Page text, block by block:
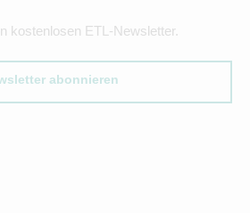
kostenlosen ETL-Newsletter.
abonnieren